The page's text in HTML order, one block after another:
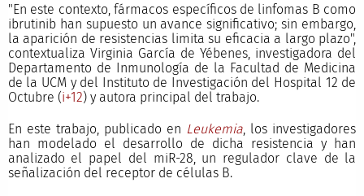
"En este contexto, fármacos específicos de linfomas B como
ibrutinib han supuesto un avance significativo; sin embargo,
la aparición de resistencias limita su eficacia a largo plazo",
contextualiza Virginia García de Yébenes, investigadora del
Departamento de Inmunología de la Facultad de Medicina
de la UCM y del Instituto de Investigación del Hospital 12 de
Octubre (i+12) y autora principal del trabajo.
En este trabajo, publicado en Leukemia, los investigadores
han modelado el desarrollo de dicha resistencia y han
analizado el papel del miR-28, un regulador clave de la
señalización del receptor de células B.